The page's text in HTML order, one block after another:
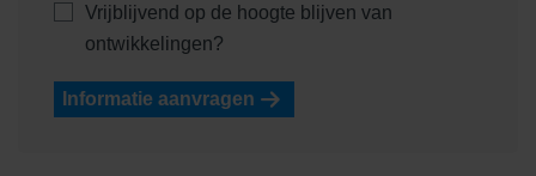
Vrijblijvend op de hoogte blijven van
ontwikkelingen?
Informatie aanvragen